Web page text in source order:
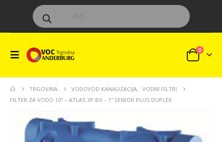
Products
search
0
TRGOVINA VODOVOD KANALIZACIJA,
VODNI FILTRI
FILTER ZA VODO 10″ – ATLAS 3P BX – 1″ SENIOR PLUS DUPLEX